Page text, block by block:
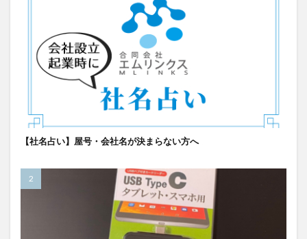
【社名占い】屋号・会社名が決まらない方へ